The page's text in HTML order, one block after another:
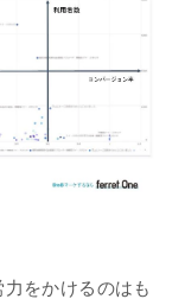
をかけるのはも